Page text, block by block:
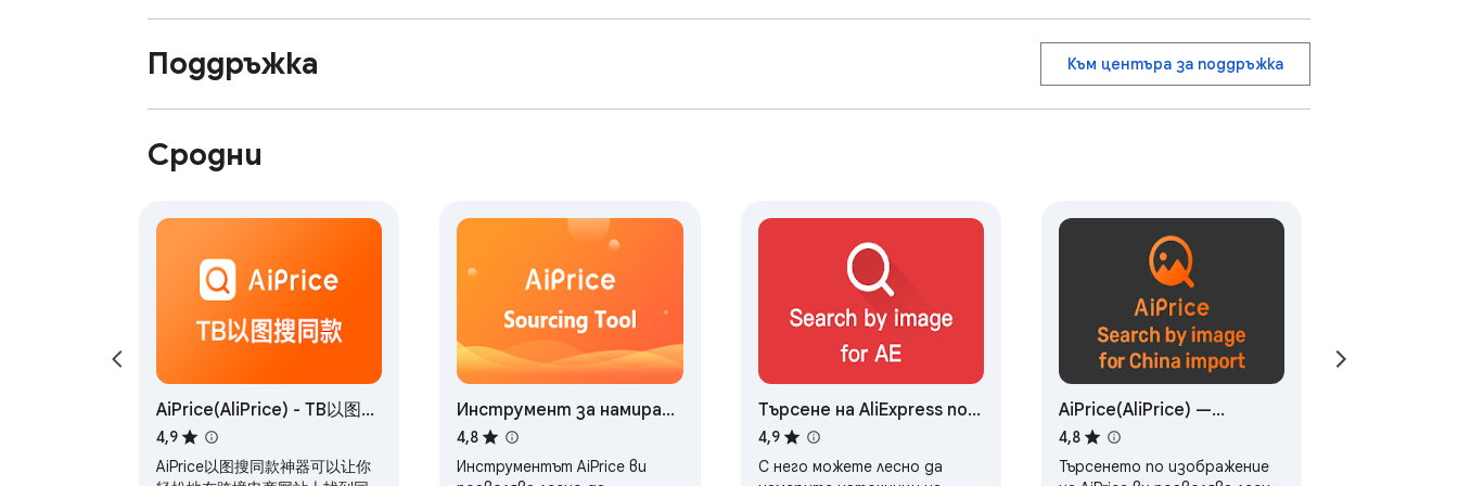
Поддръжка Към центъра за поддръжка
Сродни
AiPrice(AliPrice) - TB以图搜
同款
4,9
AiPrice以图搜同款神器可以让你
Инструмент за намиране
на източници
AiPrice(AliPrice)
4,8
Инструментът AiPrice ви
Търсене на AliExpress по
изображение
4,9
С него можете лесно да
AiPrice(AliPrice) —
търсене по изображение
за внос от Китай
4,8
Търсенето по изображение